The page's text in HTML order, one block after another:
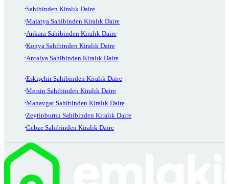
Sahibinden Kiralık Daire
Malatya Sahibinden Kiralık Daire
Ankara Sahibinden Kiralık Daire
Konya Sahibinden Kiralık Daire
Antalya Sahibinden Kiralık Daire
Eskişehir Sahibinden Kiralık Daire
Mersin Sahibinden Kiralık Daire
Manavgat Sahibinden Kiralık Daire
Zeytinburnu Sahibinden Kiralık Daire
Gebze Sahibinden Kiralık Daire